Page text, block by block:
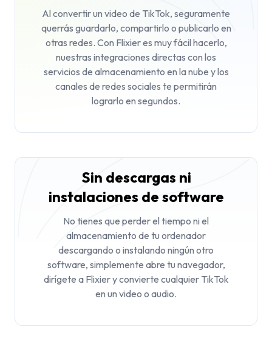
Al convertir un video de TikTok, seguramente
querrás guardarlo, compartirlo o publicarlo en
otras redes. Con Flixier es muy fácil hacerlo,
nuestras integraciones directas con los
servicios de almacenamiento en la nube y los
canales de redes sociales te permitirán
lograrlo en segundos.
Sin descargas ni
instalaciones de software
No tienes que perder el tiempo ni el
almacenamiento de tu ordenador
descargando o instalando ningún otro
software, simplemente abre tu navegador,
dirígete a Flixier y convierte cualquier TikTok
en un video o audio.